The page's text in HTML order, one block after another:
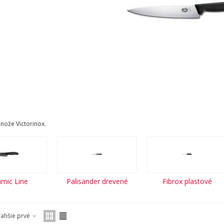
Victorinox.
Line Palisander drevené Fibrox plastové
prvé